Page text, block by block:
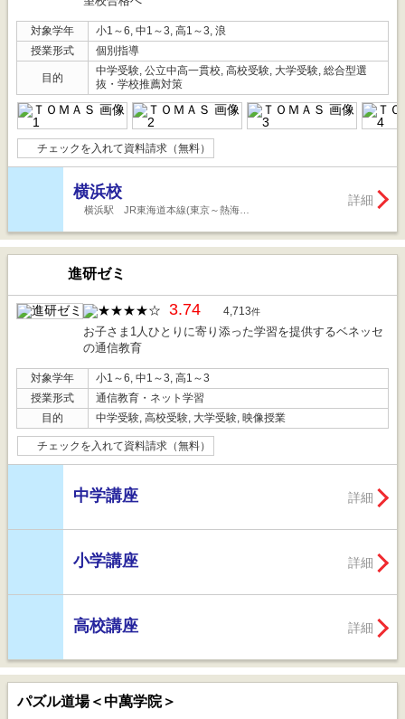
対象学年
小1～6, 中1～3, 高1～3, 浪
授業形式
個別指導
目的
中学受験, 公立中高一貫校, 高校受験, 大学受験, 総合型選
抜・学校推薦対策
チェックを入れて資料請求（無料）
横浜校
横浜駅 JR東海道本線(東京～熱海…
詳細
進研ゼミ
3.74 4,713件
お子さま1人ひとりに寄り添った学習を提供するベネッセ
の通信教育
対象学年
小1～6, 中1～3, 高1～3
授業形式
通信教育・ネット学習
目的
中学受験, 高校受験, 大学受験, 映像授業
チェックを入れて資料請求（無料）
中学講座 詳細
小学講座 詳細
高校講座 詳細
パズル道場＜中萬学院＞